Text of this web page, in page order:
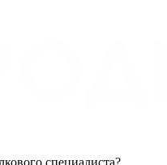
специалиста?